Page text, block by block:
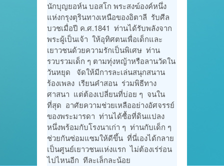
นักบุญยอห์น บอสโก พระสงฆ์องค์หนึ่ง
แห่งกรุงตุรินทางเหนือของอิตาลี รับศีล
บวชเมื่อปี ค.ศ.1841 ท่านได้รับพลังจาก
พระผู้เป็นเจ้า ให้อุทิศตนเพื่อเด็กและ
เยาวชนด้วยความรักเป็นพิเศษ ท่าน
รวบรวมเด็ก ๆ ตามทุ่งหญ้าหรือลานวัดใน
วันหยุด จัดให้มีการละเล่นสนุกสนาน
ร้องเพลง เรียนคำสอน ร่วมพิธีทาง
ศาสนา แต่ต้องเปลี่ยนที่บ่อย ๆ จนใน
ที่สุด อาศัยความช่วยเหลืออย่างอัศจรรย์
ของพระมารดา ท่านได้ซื้อที่ดินแปลง
หนึ่งพร้อมกับโรงนาเก่า ๆ ท่านกับเด็ก ๆ
ช่วยกันซ่อมแซมให้ดีขึ้น ที่นี่เองได้กลาย
เป็นศูนย์เยาวชนแห่งแรก ไม่ต้องเร่ร่อน
ไปไหนอีก ทีละเล็กละน้อย